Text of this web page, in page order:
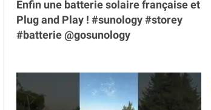
Enfin une batterie solaire française et
Plug and Play ! #sunology #storey
#batterie @gosunology